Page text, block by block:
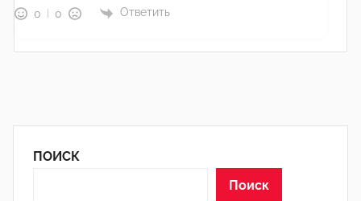
0 0 Ответить
ПОИСК
Поиск